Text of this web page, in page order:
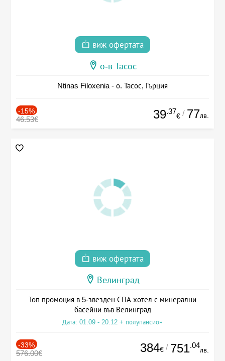
виж офертата
о-в Тасос
Ntinas Filoxenia - о. Тасос, Гърция
-15%
46.53€ 39.37
€ / 77лв.
виж офертата
Велинград
Топ промоция в 5-звезден СПА хотел с минерални
басейни във Велинград
Дата: 01.09 - 20.12 + полупансион
-33%
576.00€ 384€ / 751.04
лв.